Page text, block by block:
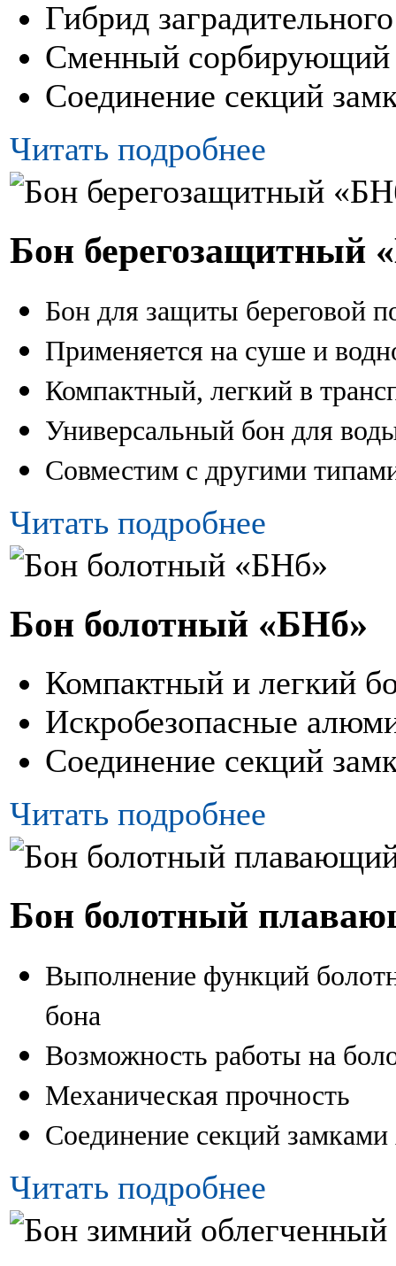
Гибрид
Сменный сорбирующий
Соединение секций
Читать подробнее
Бон берегозащитный
Бон для защиты береговой
Применяется на суше и
Компактный, легкий в
Универсальный бон для
Совместим с другими
Читать подробнее
Бон болотный «БНб»
Компактный и легкий
Искробезопасные
Соединение секций
Читать подробнее
Бон болотный
Выполнение функций
бона
Возможность работы на
Механическая прочность
Соединение секций
Читать подробнее